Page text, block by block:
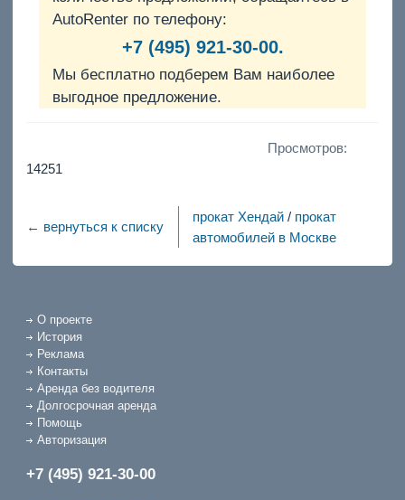
AutoRenter по телефону:
+7 (495) 921-30-00.
Мы бесплатно подберем Вам наиболее
выгодное предложение.
Просмотров:
14251
← вернуться к списку
прокат Хендай / прокат
автомобилей в Москве
О проекте
История
Реклама
Контакты
Аренда без водителя
Долгосрочная аренда
Помощь
Авторизация
+7 (495) 921-30-00